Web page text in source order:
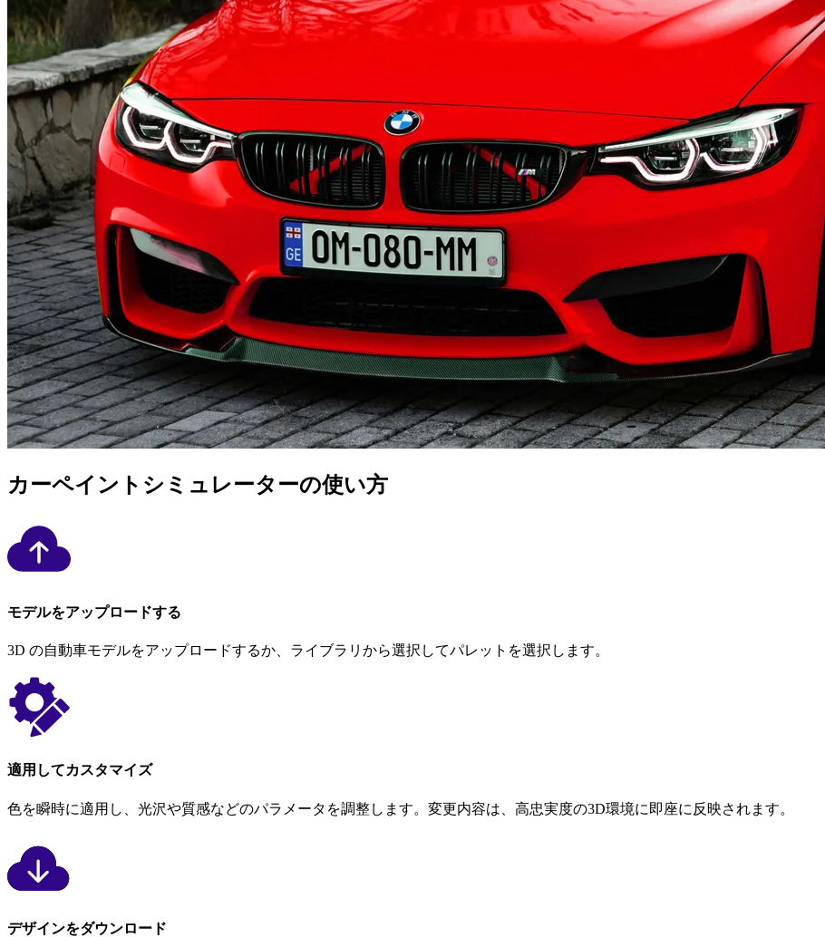
カーペイントシミュレーターの使い方
モデルをアップロードする
3D の自動車モデルをアップロードするか、ライブラリから選択してパレットを選択します。
適用してカスタマイズ
色を瞬時に適用し、光沢や質感などのパラメータを調整します。変更内容は、高忠実度の3D環境に即座に反映されます。
デザインをダウンロード